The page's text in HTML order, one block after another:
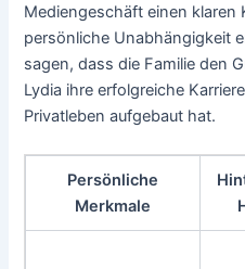
Mediengeschäft einen klaren
persönliche Unabhängigkeit
sagen, dass die Familie den
Lydia ihre erfolgreiche
Privatleben aufgebaut hat.
Persönliche
Merkmale